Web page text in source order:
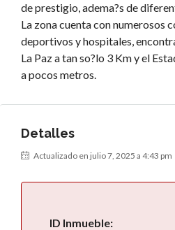
de prestigio, adema?s de
La zona cuenta con numerosos
deportivos y hospitales,
La Paz a tan so?lo 3 Km y el
a pocos metros.
Detalles
Actualizado en julio 7, 2025 a 4:43 pm
ID Inmueble: